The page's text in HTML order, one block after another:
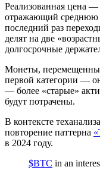
Реализованная цена
отражающий среднюю
последний раз
делят на две
долгосрочные
Монеты,
первой категории —
— более «старые»
будут потрачены.
В контексте
повторение паттерна
в 2024 году.
$BTC in an